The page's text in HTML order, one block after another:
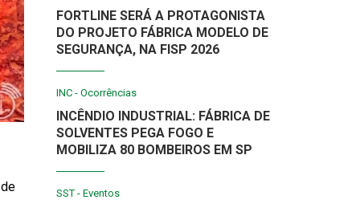
FORTLINE SERÁ A PROTAGONISTA
DO PROJETO FÁBRICA MODELO DE
SEGURANÇA, NA FISP 2026
INC - Ocorrências
INCÊNDIO INDUSTRIAL: FÁBRICA DE
SOLVENTES PEGA FOGO E
MOBILIZA 80 BOMBEIROS EM SP
SST - Eventos